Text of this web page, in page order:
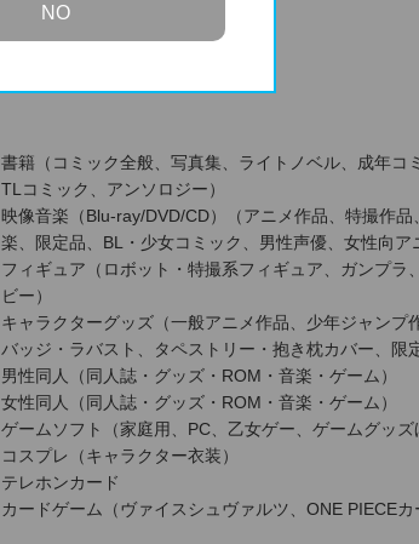
書籍（コミック全般、写真集、ライトノベル、成年コ
TLコミック、アンソロジー）
映像音楽（Blu-ray/DVD/CD）（アニメ作品、特撮作
楽、限定品、BL・少女コミック、男性声優、女性向ア
フィギュア（ロボット・特撮系フィギュア、ガンプラ
ビー）
キャラクターグッズ（一般アニメ作品、少年ジャンプ
バッジ・ラバスト、タペストリー・抱き枕カバー、限
男性同人（同人誌・グッズ・ROM・音楽・ゲーム）
女性同人（同人誌・グッズ・ROM・音楽・ゲーム）
ゲームソフト（家庭用、PC、乙女ゲー、ゲームグッズ
コスプレ（キャラクター衣装）
テレホンカード
カードゲーム（ヴァイスシュヴァルツ、ONE PIECEカ
NO